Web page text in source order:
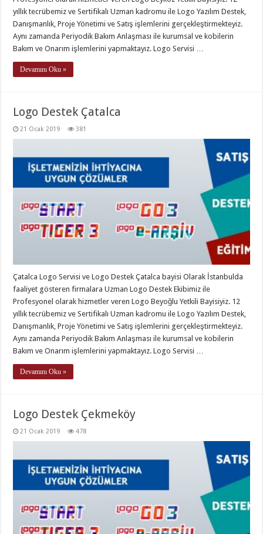
yıllık tecrübemiz ve Sertifikalı Uzman kadromu ile Logo Yazılım Destek,
Danışmanlık, Proje Yönetimi ve Satış işlemlerini gerçekleştirmekteyiz.
Aynı zamanda Periyodik Bakım Anlaşması ile kurumsal ve kobilerin
Bakım ve Onarım işlemlerini yapmaktayız. Logo Servisi …
Devamını Oku »
Logo Destek Çatalca
21 Ocak 2019 381
Çatalca Logo Servisi ve Logo Destek Çatalca bayisi Olarak İstanbulda
faaliyet gösteren firmalara Uzman Logo Destek Ekibimiz ile
Profesyonel olarak hizmetler veren Logo Beyoğlu Yetkili Bayisiyiz. 12
yıllık tecrübemiz ve Sertifikalı Uzman kadromu ile Logo Yazılım Destek,
Danışmanlık, Proje Yönetimi ve Satış işlemlerini gerçekleştirmekteyiz.
Aynı zamanda Periyodik Bakım Anlaşması ile kurumsal ve kobilerin
Bakım ve Onarım işlemlerini yapmaktayız. Logo Servisi …
Devamını Oku »
Logo Destek Çekmeköy
21 Ocak 2019 478